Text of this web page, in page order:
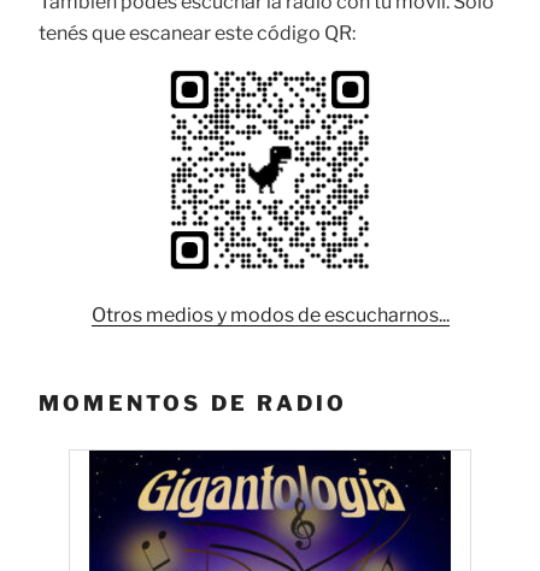
tenés que escanear este código QR:
Otros medios y modos de escucharnos...
MOMENTOS DE RADIO